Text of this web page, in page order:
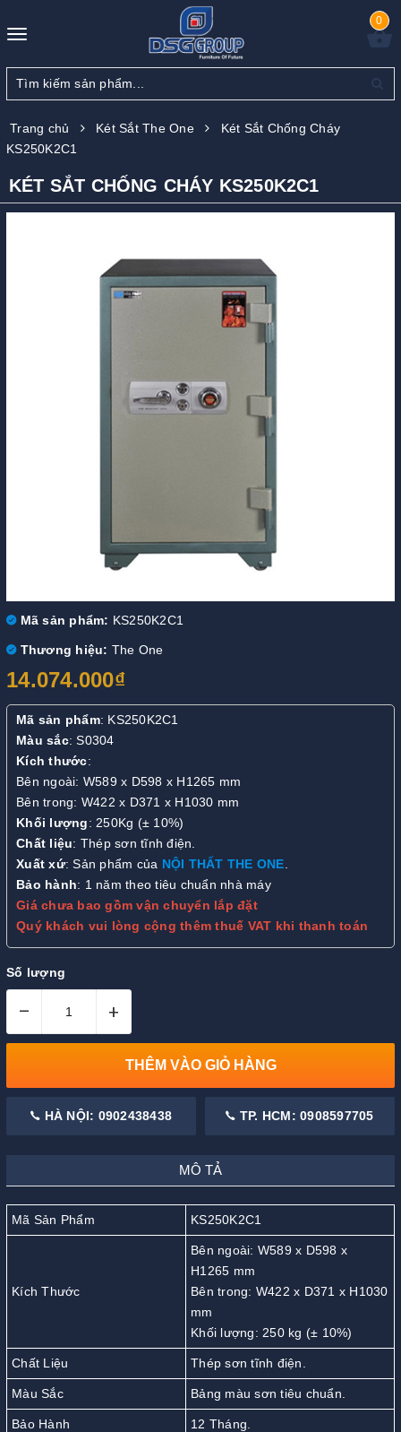
Toggle
0
Trang chủ Két Sắt The One
Két Sắt Chống Cháy
KS250K2C1
KÉT SẮT CHỐNG CHÁY KS250K2C1
Mã sản phẩm: KS250K2C1
Thương hiệu: The One
14.074.000₫
Mã sản phẩm: KS250K2C1
Màu sắc: S0304
Kích thước:
Bên ngoài: W589 x D598 x H1265 mm
Bên trong: W422 x D371 x H1030 mm
Khối lượng: 250Kg (± 10%)
Chất liệu: Thép sơn tĩnh điện.
Xuất xứ: Sản phẩm của NỘI THẤT THE ONE.
Bảo hành: 1 năm theo tiêu chuẩn nhà máy
Giá chưa bao gồm vận chuyển lắp đặt
Quý khách vui lòng cộng thêm thuế VAT khi thanh toán
Số lượng
– +
THÊM VÀO GIỎ HÀNG
HÀ NỘI: 0902438438 TP. HCM: 0908597705
MÔ TẢ
Mã Sản Phẩm KS250K2C1
Kích Thước
Bên ngoài: W589 x D598 x
H1265 mm
Bên trong: W422 x D371 x H1030
mm
Khối lượng: 250 kg (± 10%)
Chất Liệu Thép sơn tĩnh điện.
Màu Sắc Bảng màu sơn tiêu chuẩn.
Bảo Hành 12 Tháng.